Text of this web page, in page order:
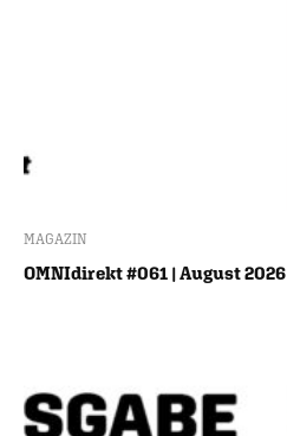
MAGAZIN
OMNIdirekt #061 | August 2026